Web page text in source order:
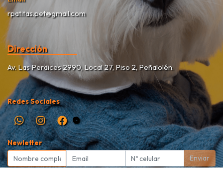
rpatitas.pet@gmail.com
Dirección
Av. Las Perdices 2990, Local 27, Piso 2, Peñalolén.
Redes Sociales
Newletter
Enviar